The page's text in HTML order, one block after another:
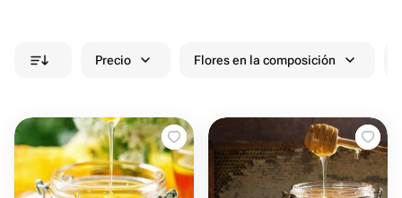
Precio Flores en la composición